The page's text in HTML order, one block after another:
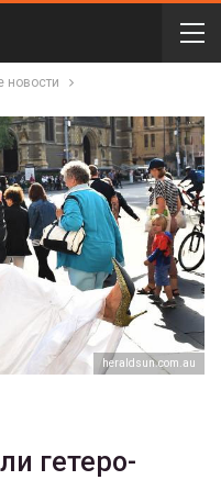
новости
heraldsun.com.au
гетеро-